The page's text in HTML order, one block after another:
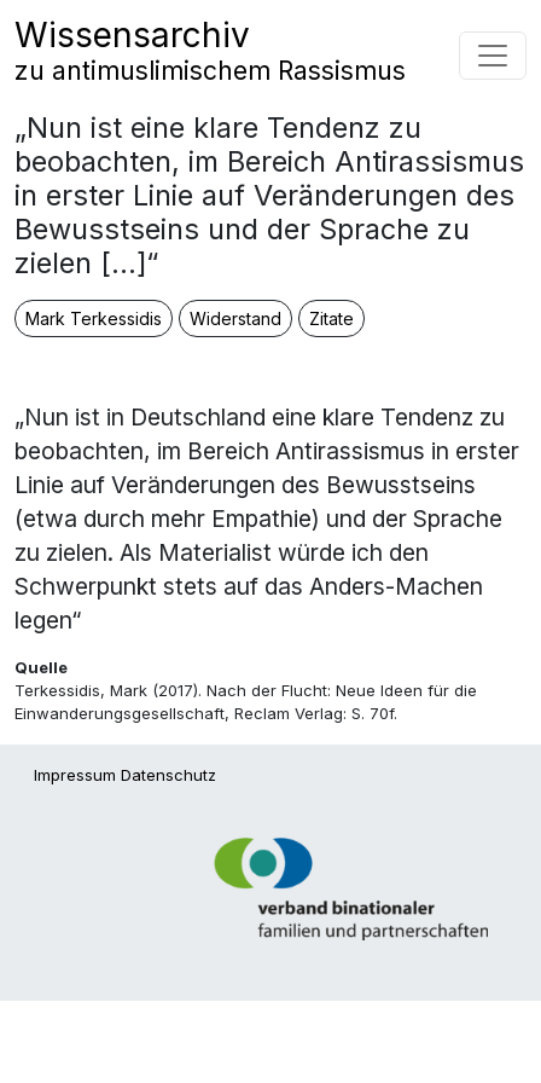
Zum Inhalt springen
Hauptnavigation
Wissensarchiv
zu antimuslimischem Rassismus
„Nun ist eine klare Tendenz zu
beobachten, im Bereich Antirassismus
in erster Linie auf Veränderungen des
Bewusstseins und der Sprache zu
zielen […]“
Mark Terkessidis Widerstand Zitate
„Nun ist in Deutschland eine klare Tendenz zu
beobachten, im Bereich Antirassismus in erster
Linie auf Veränderungen des Bewusstseins
(etwa durch mehr Empathie) und der Sprache
zu zielen. Als Materialist würde ich den
Schwerpunkt stets auf das Anders-Machen
legen“
Quelle
Terkessidis, Mark (2017). Nach der Flucht: Neue Ideen für die
Einwanderungsgesellschaft, Reclam Verlag: S. 70f.
Impressum Datenschutz